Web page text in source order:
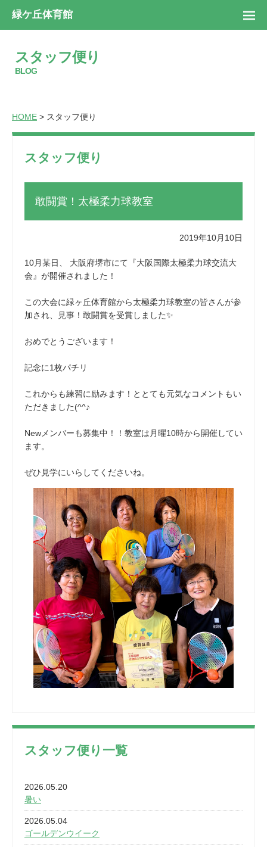
緑ケ丘体育館
スタッフ便り
BLOG
HOME > スタッフ便り
スタッフ便り
敢闘賞！太極柔力球教室
2019年10月10日
10月某日、 大阪府堺市にて『大阪国際太極柔力球交流大
会』が開催されました！
この大会に緑ヶ丘体育館から太極柔力球教室の皆さんが参
加され、見事！敢闘賞を受賞しました✨
おめでとうございます！
記念に1枚パチリ
これからも練習に励みます！ととても元気なコメントもい
ただきました(^^♪
Newメンバーも募集中！！教室は月曜10時から開催してい
ます。
ぜひ見学にいらしてくださいね。
スタッフ便り一覧
2026.05.20
暑い
2026.05.04
ゴールデンウイーク